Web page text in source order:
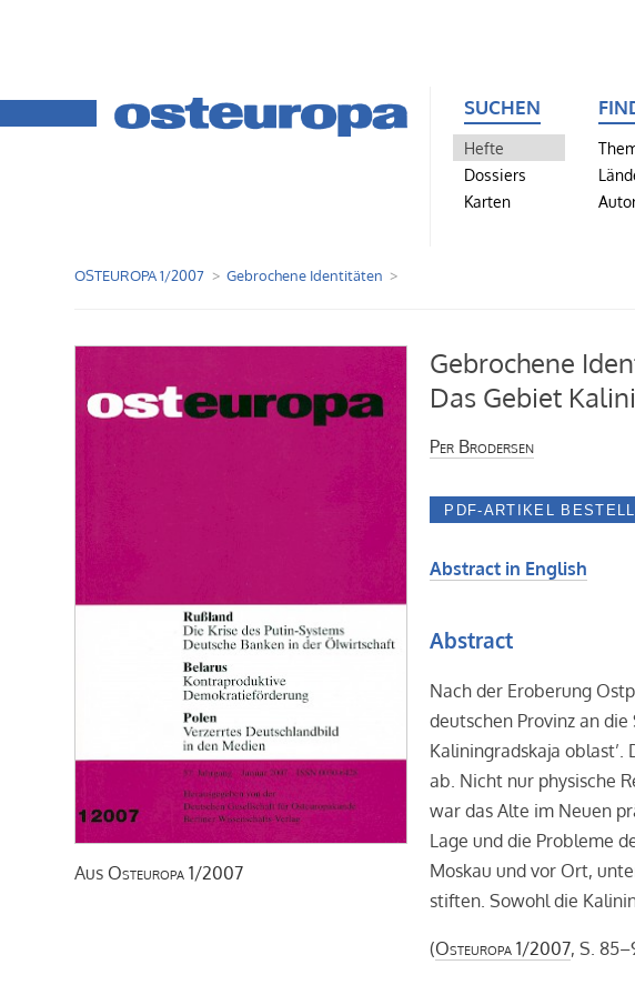
SUCHEN
Hefte
Dossiers
Karten
OSTEUROPA 1/2007 Gebrochene Identitäten
Aus Osteuropa 1/2007
Gebrochene
Das Gebiet
Per Brodersen
Abstract in English
Abstract
Nach der Eroberung
deutschen Provinz an
Kaliningradskaja
ab. Nicht nur physische
war das Alte im Neuen
Lage und die Probleme
Moskau und vor Ort,
stiften. Sowohl die
(Osteuropa 1/2007, S.